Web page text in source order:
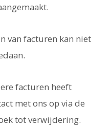
van facturen kan niet
facturen heeft
met ons op via de
tot verwijdering.